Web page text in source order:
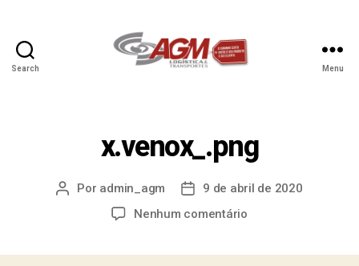
Search Menu
x.venox_.png
Por admin_agm
9 de abril de 2020
Nenhum comentário